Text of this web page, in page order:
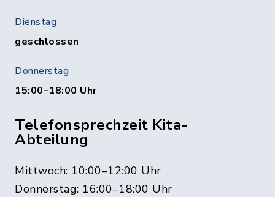
Dienstag
geschlossen
Donnerstag
15:00–18:00 Uhr
Telefonsprechzeit Kita-
Abteilung
Mittwoch: 10:00–12:00 Uhr
Donnerstag: 16:00–18:00 Uhr